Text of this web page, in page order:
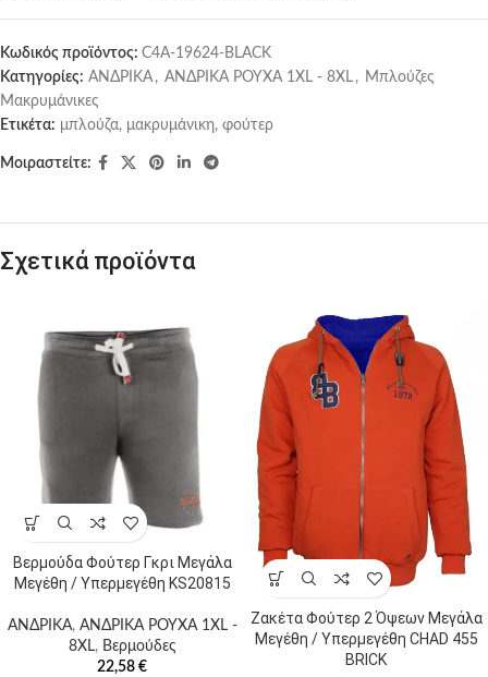
Κωδικός προϊόντος: C4A-19624-BLACK
Κατηγορίες: ΑΝΔΡΙΚΑ , ΑΝΔΡΙΚΑ ΡΟΥΧΑ 1XL - 8XL , Μπλούζες
Μακρυμάνικες
Ετικέτα: μπλούζα, μακρυμάνικη, φούτερ
Μοιραστείτε:
Σχετικά προϊόντα
Βερμούδα Φούτερ Γκρι Μεγάλα
Μεγέθη / Υπερμεγέθη KS20815
ΑΝΔΡΙΚΑ, ΑΝΔΡΙΚΑ ΡΟΥΧΑ 1XL -
8XL, Βερμούδες
22,58 €
Ζακέτα Φούτερ 2 Όψεων Μεγάλα
Μεγέθη / Υπερμεγέθη CHAD 455
BRICK